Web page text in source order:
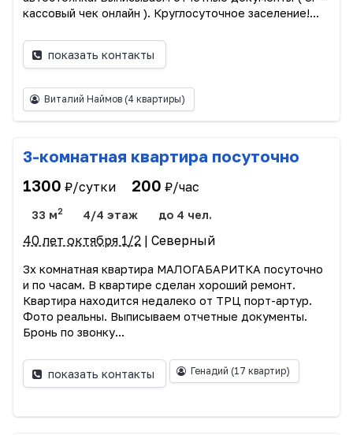
кассовый чек онлайн ). Круглосуточное заселение!...
показать контакты
Виталий Наймов (4 квартиры)
3-комнатная квартира посуточно
1300 ₽/сутки 200 ₽/час
33 м2 4/4 этаж до 4 чел.
40 лет октября 1/2 | Северный
3х комнатная квартира МАЛОГАБАРИТКА посуточно
и по часам. В квартире сделан хороший ремонт.
Квартира находится недалеко от ТРЦ порт-артур.
Фото реальны. Выписываем отчетные документы.
Бронь по звонку...
показать контакты Генадий (17 квартир)